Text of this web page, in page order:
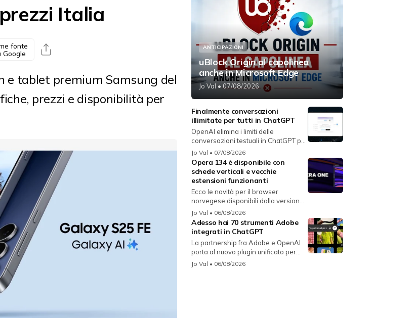
Italia
fonte
Google
e tablet premium Samsung del
prezzi e disponibilità per
ANTICIPAZIONI
uBlock Origin al capolinea
anche in Microsoft Edge
Jo Val • 07/08/2026
Finalmente conversazioni
illimitate per tutti in ChatGPT
OpenAI elimina i limiti delle
conversazioni testuali in ChatGPT per
i...
Jo Val • 07/08/2026
Opera 134 è disponibile con
schede verticali e vecchie
estensioni funzionanti
Ecco le novità per il browser
norvegese disponibili dalla versione
134...
Jo Val • 06/08/2026
Adesso hai 70 strumenti Adobe
integrati in ChatGPT
La partnership fra Adobe e OpenAI
porta al nuovo plugin unificato per...
Jo Val • 06/08/2026